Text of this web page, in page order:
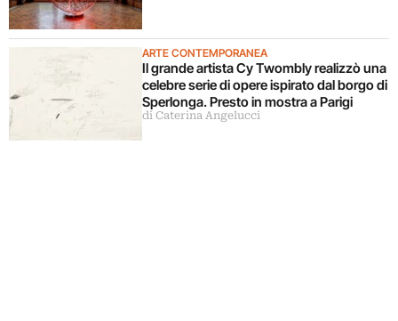
ARTE CONTEMPORANEA
Il grande artista Cy Twombly realizzò una
celebre serie di opere ispirato dal borgo di
Sperlonga. Presto in mostra a Parigi
di Caterina Angelucci